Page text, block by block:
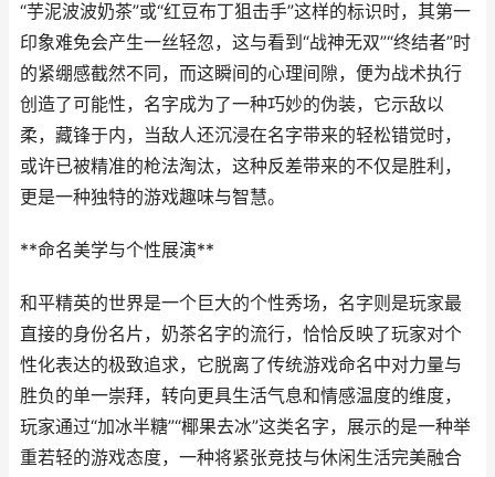
“芋泥波波奶茶”或“红豆布丁狙击手”这样的标识时，其第一
印象难免会产生一丝轻忽，这与看到“战神无双”“终结者”时
的紧绷感截然不同，而这瞬间的心理间隙，便为战术执行
创造了可能性，名字成为了一种巧妙的伪装，它示敌以
柔，藏锋于内，当敌人还沉浸在名字带来的轻松错觉时，
或许已被精准的枪法淘汰，这种反差带来的不仅是胜利，
更是一种独特的游戏趣味与智慧。
**命名美学与个性展演**
和平精英的世界是一个巨大的个性秀场，名字则是玩家最
直接的身份名片，奶茶名字的流行，恰恰反映了玩家对个
性化表达的极致追求，它脱离了传统游戏命名中对力量与
胜负的单一崇拜，转向更具生活气息和情感温度的维度，
玩家通过“加冰半糖”“椰果去冰”这类名字，展示的是一种举
重若轻的游戏态度，一种将紧张竞技与休闲生活完美融合